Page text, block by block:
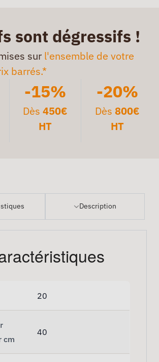
sont dégressifs !
sur l'ensemble de votre
barrés.*
-15%
Dès 450€
HT
-20%
Dès 800€
HT
Description
20
cm
40